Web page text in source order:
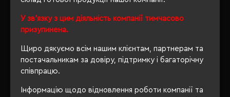
У зв'язку з цим діяльність компанії тимчасово
призупинена.
Щиро дякуємо всім нашим клієнтам, партнерам та
постачальникам за довіру, підтримку і багаторічну
співпрацю.
Інформацію щодо відновлення роботи компанії та